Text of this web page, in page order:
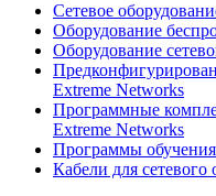
Сетевое
Оборудование
Оборудование
Extreme Networks
Программные
Extreme Networks
Программы
Кабели для